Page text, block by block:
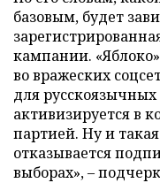
базовым, будет
кампании.
во вражеских
для русскоязычных
активизируется в
партией. Ну и
отказывается
выборах», –